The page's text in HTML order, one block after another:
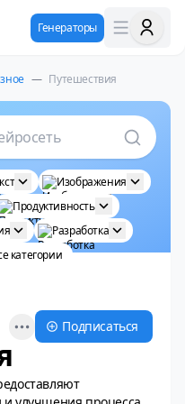
Генераторы
— Путешествия
Изображения
Продуктивность
Разработка
категории
Open options
Подписаться